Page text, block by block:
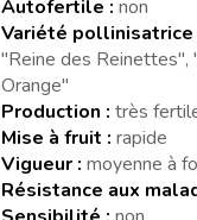
Autofertile : non
Variété pollinisatrice
"Reine des Reinettes",
Orange"
Production : très
Mise à fruit : rapide
Vigueur : moyenne à
Résistance aux